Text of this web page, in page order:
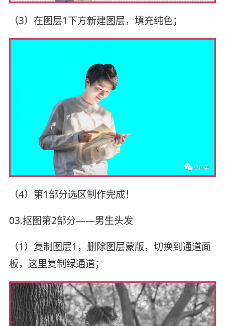
（3）在图层1下方新建图层，填充纯色；
（4）第1部分选区制作完成！
03.抠图第2部分——男生头发
（1）复制图层1，删除图层蒙版，切换到通道面
板，这里复制绿通道；